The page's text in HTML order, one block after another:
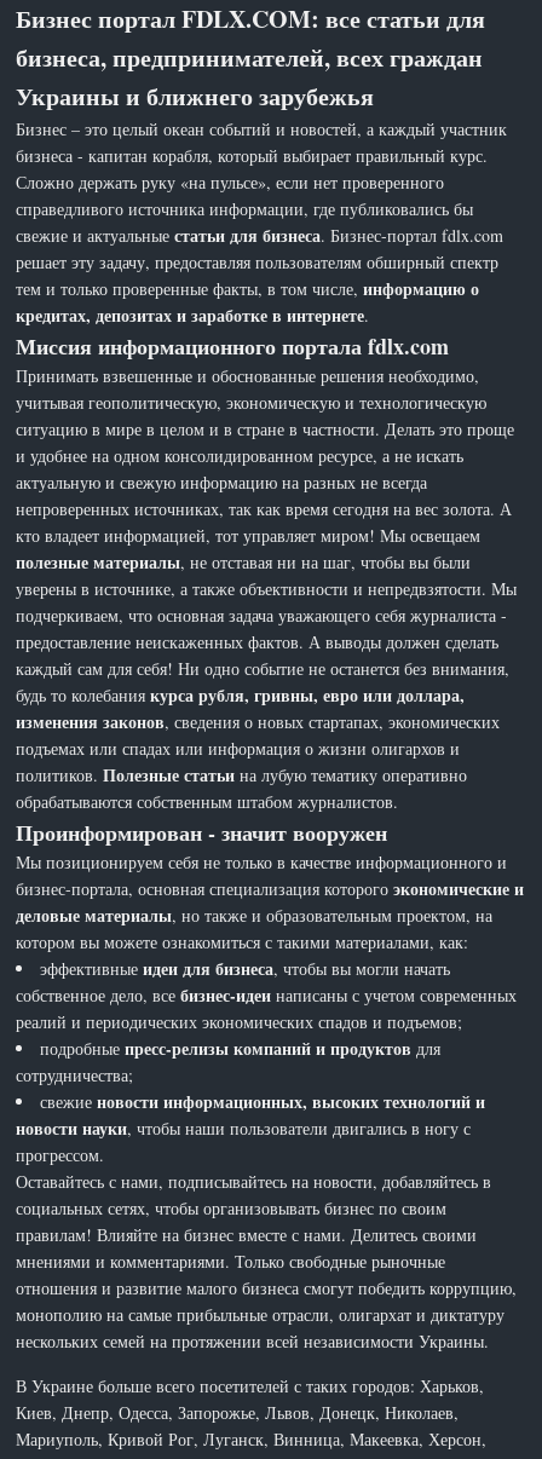
Бизнес портал FDLX.COM: все статьи для
бизнеса, предпринимателей, всех граждан
Украины и ближнего зарубежья
Бизнес – это целый океан событий и новостей, а каждый участник
бизнеса - капитан корабля, который выбирает правильный курс.
Сложно держать руку «на пульсе», если нет проверенного
справедливого источника информации, где публиковались бы
свежие и актуальныестатьи для бизнеса. Бизнес-портал fdlx.com
решает эту задачу, предоставляя пользователям обширный спектр
тем и только проверенные факты, в том числе,информацию о
кредитах, депозитах и заработке в интернете.
Миссия информационного портала fdlx.com
Принимать взвешенные и обоснованные решения необходимо,
учитывая геополитическую, экономическую и технологическую
ситуацию в мире в целом и в стране в частности. Делать это проще
и удобнее на одном консолидированном ресурсе, а не искать
актуальную и свежую информацию на разных не всегда
непроверенных источниках, так как время сегодня на вес золота. А
кто владеет информацией, тот управляет миром! Мы освещаем
полезные материалы, не отставая ни на шаг, чтобы вы были
уверены в источнике, а также объективности и непредвзятости. Мы
подчеркиваем, что основная задача уважающего себя журналиста -
предоставление неискаженных фактов. А выводы должен сделать
каждый сам для себя! Ни одно событие не останется без внимания,
будь то колебаниякурса рубля, гривны, евро или доллара,
изменения законов, сведения о новых стартапах, экономических
подъемах или спадах или информация о жизни олигархов и
политиков.Полезные статьи на лубую тематику оперативно
обрабатываются собственным штабом журналистов.
Проинформирован - значит вооружен
Мы позиционируем себя не только в качестве информационного и
бизнес-портала, основная специализация которогоэкономические и
деловые материалы, но также и образовательным проектом, на
котором вы можете ознакомиться с такими материалами, как:
эффективныеидеи для бизнеса, чтобы вы могли начать
собственное дело, всебизнес-идеи написаны с учетом современных
реалий и периодических экономических спадов и подъемов;
подробныепресс-релизы компаний и продуктов для
сотрудничества;
свежиеновости информационных, высоких технологий и
новости науки, чтобы наши пользователи двигались в ногу с
прогрессом.
Оставайтесь с нами, подписывайтесь на новости, добавляйтесь в
социальных сетях, чтобы организовывать бизнес по своим
правилам! Влияйте на бизнес вместе с нами. Делитесь своими
мнениями и комментариями. Только свободные рыночные
отношения и развитие малого бизнеса смогут победить коррупцию,
монополию на самые прибыльные отрасли, олигархат и диктатуру
нескольких семей на протяжении всей независимости Украины.
В Украине больше всего посетителей с таких городов: Харьков,
Киев, Днепр, Одесса, Запорожье, Львов, Донецк, Николаев,
Мариуполь, Кривой Рог, Луганск, Винница, Макеевка, Херсон,